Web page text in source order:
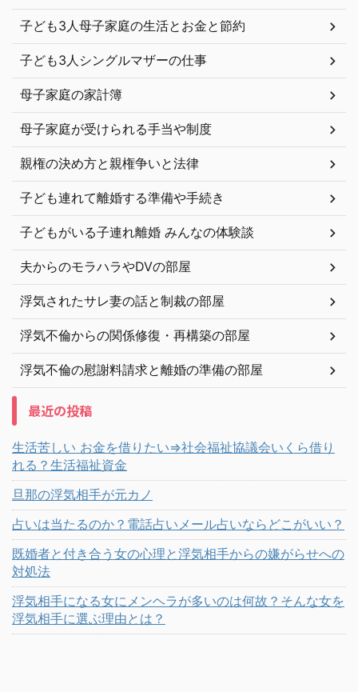
子ども3人母子家庭の生活とお金と節約
子ども3人シングルマザーの仕事
母子家庭の家計簿
母子家庭が受けられる手当や制度
親権の決め方と親権争いと法律
子ども連れて離婚する準備や手続き
子どもがいる子連れ離婚 みんなの体験談
夫からのモラハラやDVの部屋
浮気されたサレ妻の話と制裁の部屋
浮気不倫からの関係修復・再構築の部屋
浮気不倫の慰謝料請求と離婚の準備の部屋
最近の投稿
生活苦しい お金を借りたい⇒社会福祉協議会いくら借り
れる？生活福祉資金
旦那の浮気相手が元カノ
占いは当たるのか？電話占いメール占いならどこがいい？
既婚者と付き合う女の心理と浮気相手からの嫌がらせへの
対処法
浮気相手になる女にメンヘラが多いのは何故？そんな女を
浮気相手に選ぶ理由とは？